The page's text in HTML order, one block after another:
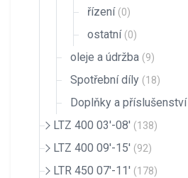
řízení (0)
ostatní (0)
oleje a údržba (9)
Spotřební díly (18)
Doplňky a příslušenství
LTZ 400 03'-08' (138)
LTZ 400 09'-15' (92)
LTR 450 07'-11' (178)